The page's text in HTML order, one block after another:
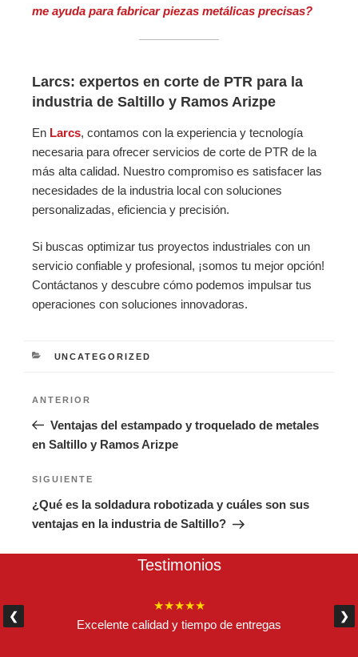
me ayuda para fabricar piezas metálicas precisas?
Larcs: expertos en corte de PTR para la
industria de Saltillo y Ramos Arizpe
En Larcs, contamos con la experiencia y tecnología
necesaria para ofrecer servicios de corte de PTR de la
más alta calidad. Nuestro compromiso es satisfacer las
necesidades de la industria local con soluciones
personalizadas, eficiencia y precisión.
Si buscas optimizar tus proyectos industriales con un
servicio confiable y profesional, ¡somos tu mejor opción!
Contáctanos y descubre cómo podemos impulsar tus
operaciones con soluciones innovadoras.
CATEGORÍAS
UNCATEGORIZED
entradas
Entrada
anterior:
ANTERIOR
Ventajas del estampado y troquelado de metales
en Saltillo y Ramos Arizpe
Siguiente
entrada
SIGUIENTE
¿Qué es la soldadura robotizada y cuáles son sus
ventajas en la industria de Saltillo?
Testimonios
★★★★★
Excelente calidad y tiempo de entregas
❮ ❯